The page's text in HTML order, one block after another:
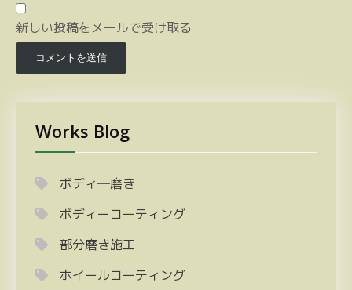
新しい投稿をメールで受け取る
Works Blog
ボディ―磨き
ボディーコーティング
部分磨き施工
ホイールコーティング